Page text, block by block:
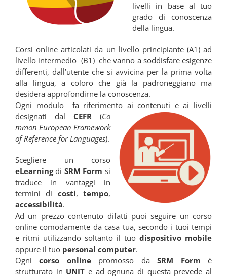
livelli in base al tuo
grado di conoscenza
della lingua.
Corsi online articolati da un livello principiante (A1) ad
livello intermedio (B1) che vanno a soddisfare esigenze
differenti, dall’utente che si avvicina per la prima volta
alla lingua, a coloro che già la padroneggiano ma
desidera approfondirne la conoscenza.
Ogni modulo fa riferimento ai contenuti e ai livelli
designati dal CEFR (Co
mmon European Framework
of Reference for Languages).
Scegliere un corso
eLearningdi SRM Form si
traduce in vantaggi in
termini di costi,tempo,
accessibilità.
Ad un prezzo contenuto difatti puoi seguire un corso
online comodamente da casa tua, secondo i tuoi tempi
e ritmi utilizzando soltanto il tuo dispositivo mobile
oppure il tuo personal computer.
Ognicorso onlinepromosso daSRM Form è
strutturato in UNIT e ad ognuna di questa prevede al